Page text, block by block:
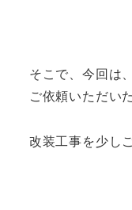
そこで、今回は
ご依頼いただいた
改装工事を少し